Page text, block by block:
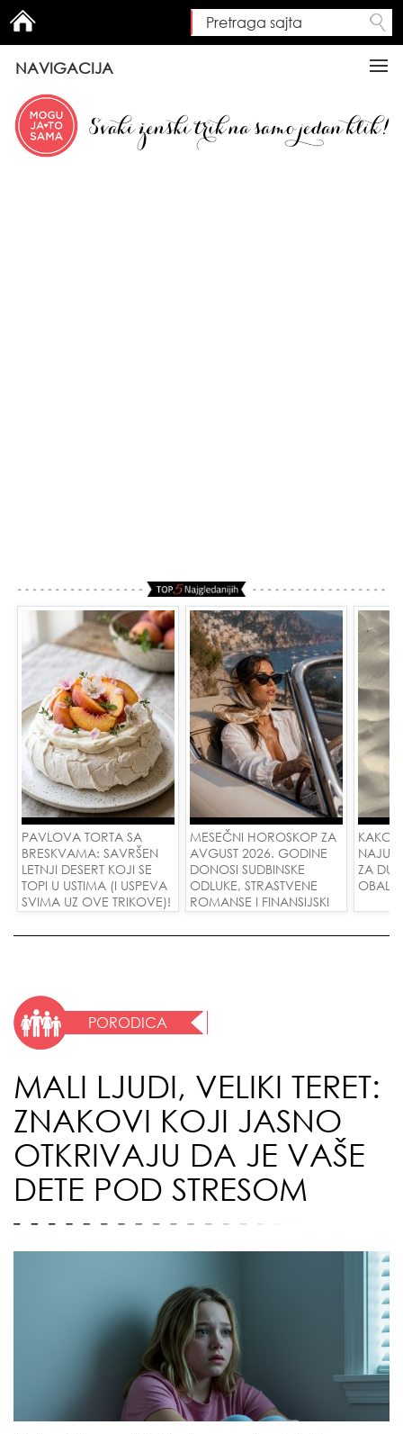
Search form
Pretraga sajta
NAVIGACIJA
PAVLOVA TORTA SA
BRESKVAMA: SAVRŠEN
LETNJI DESERT KOJI SE
TOPI U USTIMA (I USPEVA
SVIMA UZ OVE TRIKOVE)!
MESEČNI HOROSKOP ZA
AVGUST 2026. GODINE
DONOSI SUDBINSKE
ODLUKE, STRASTVENE
ROMANSE I FINANSIJSKI
KAKO
ZA
PORODICA
MALI LJUDI, VELIKI TERET:
ZNAKOVI KOJI JASNO
OTKRIVAJU DA JE VAŠE
DETE POD STRESOM